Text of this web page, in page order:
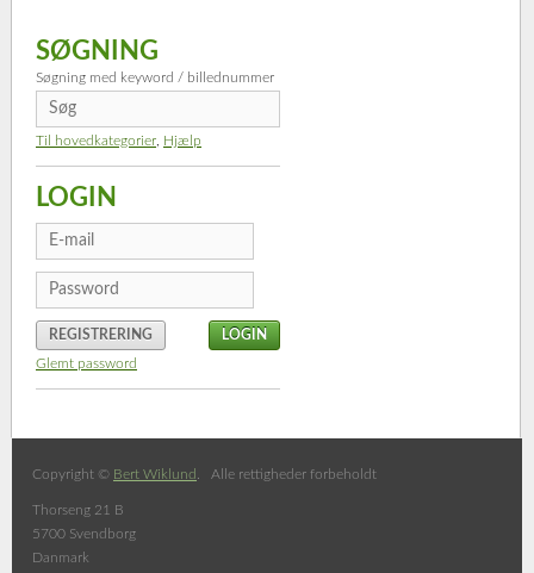
SØGNING
Søgning med keyword / billednummer
Til hovedkategorier Hjælp
LOGIN
REGISTRERING
Glemt password
Copyright © Bert Wiklund . Alle rettigheder forbeholdt
Thorseng 21 B
5700 Svendborg
Danmark